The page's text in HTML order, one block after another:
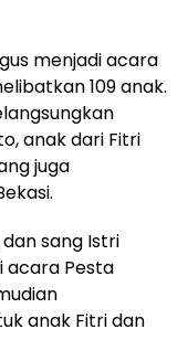
menjadi acara
109 anak.
anak dari Fitri
juga
dan sang Istri
acara Pesta
anak Fitri dan